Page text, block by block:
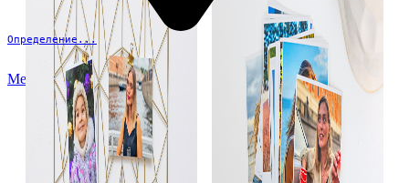
Определение...
Меню